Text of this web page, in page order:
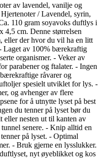
av lavendel, vanilje og
/ Lavendel, syrin,
110 gram soyavoks duftlys i
4,5 cm. Denne størrelsen
eller der hvor du vil ha en litt
Laget av 100% bærekraftig
organismer. - Veker av
parabener og ftalater. - Ingen
råvarer og
spesielt utviklet for lys. -
og avhenger av flere
for å utnytte lyset på best
du tenner på lyset bør du
eller nesten ut til kanten av
senere. - Knip alltid en
på lyset. - Optimal
- Bruk gjerne en lysslukker.
nyt øyeblikket og kos